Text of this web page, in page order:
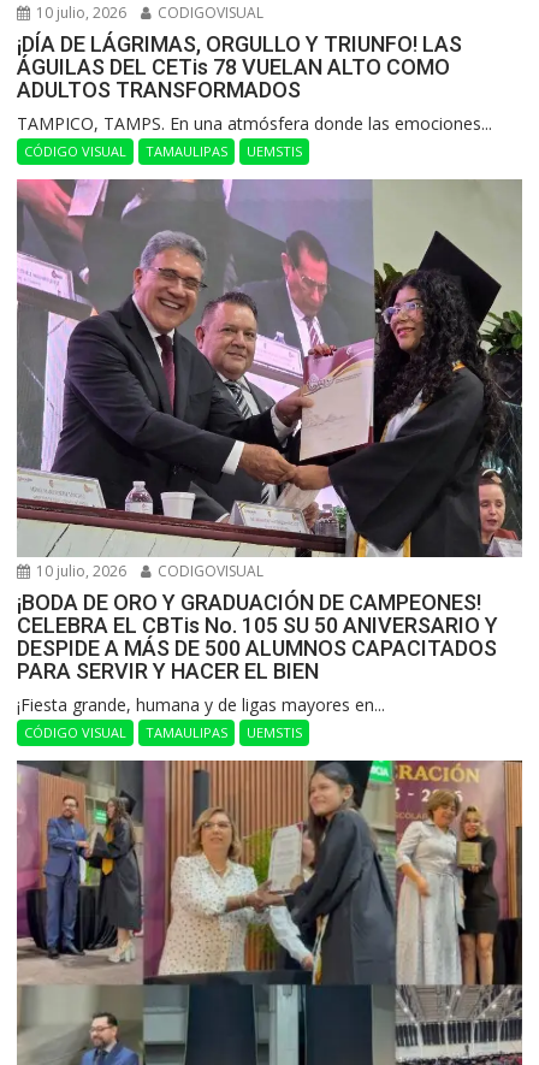
10 julio, 2026 CODIGOVISUAL
¡DÍA DE LÁGRIMAS, ORGULLO Y TRIUNFO! LAS
ÁGUILAS DEL CETis 78 VUELAN ALTO COMO
ADULTOS TRANSFORMADOS
​TAMPICO, TAMPS. En una atmósfera donde las emociones...
CÓDIGO VISUAL TAMAULIPAS UEMSTIS
10 julio, 2026 CODIGOVISUAL
¡BODA DE ORO Y GRADUACIÓN DE CAMPEONES!
CELEBRA EL CBTis No. 105 SU 50 ANIVERSARIO Y
DESPIDE A MÁS DE 500 ALUMNOS CAPACITADOS
PARA SERVIR Y HACER EL BIEN
​¡Fiesta grande, humana y de ligas mayores en...
CÓDIGO VISUAL TAMAULIPAS UEMSTIS